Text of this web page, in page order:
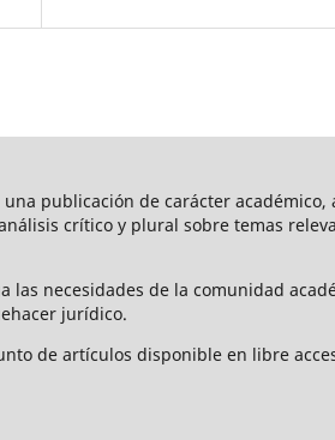
publicación de carácter
crítico y plural sobre temas
necesidades de la comunidad
jurídico.
de artículos disponible en libre